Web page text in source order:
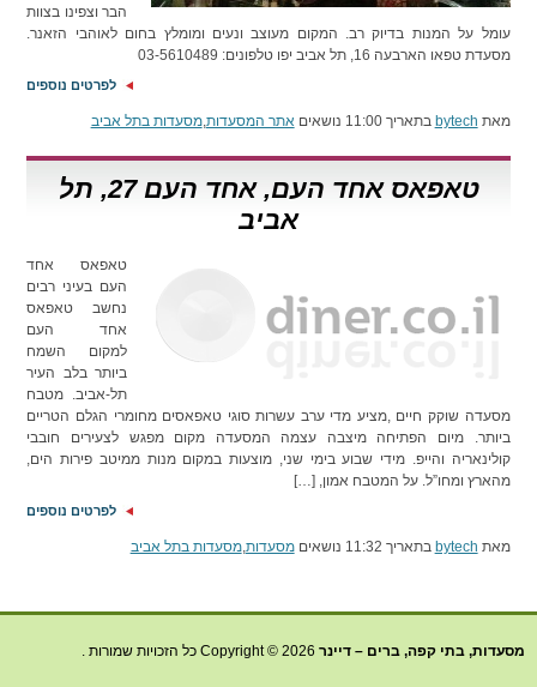
הבר וצפינו בצוות
עומל על המנות בדיוק רב. המקום מעוצב ונעים ומומלץ בחום לאוהבי הזאנר.
מסעדת טפאו הארבעה 16, תל אביב יפו טלפונים: 03-5610489
לפרטים נוספים
מאת bytech בתאריך 11:00 נושאים אתר המסעדות,מסעדות בתל אביב
טאפאס אחד העם, אחד העם 27, תל
אביב
טאפאס אחד
העם בעיני רבים
נחשב טאפאס
אחד העם
למקום השמח
ביותר בלב העיר
תל-אביב. מטבח
מסעדה שוקק חיים ,מציע מדי ערב עשרות סוגי טאפאסים מחומרי הגלם הטריים
ביותר. מיום הפתיחה מיצבה עצמה המסעדה מקום מפגש לצעירים חובבי
קולינאריה והייפ. מידי שבוע בימי שני, מוצעות במקום מנות ממיטב פירות הים,
מהארץ ומחו”ל. על המטבח אמון, […]
לפרטים נוספים
מאת bytech בתאריך 11:32 נושאים מסעדות,מסעדות בתל אביב
מסעדות, בתי קפה, ברים – דיינר